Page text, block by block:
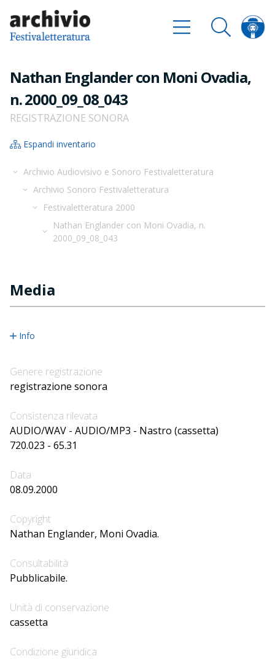
Nathan Englander con Moni Ovadia,
n. 2000_09_08_043
REGISTRAZIONE SONORA
Espandi inventario
Archivio Audiovisivo e Sonoro Festivaletteratura
Archivio Sonoro Festivaletteratura
Festivaletteratura 2000
Nathan Englander con Moni Ovadia, n.
2000_09_08_043
Media
Info
Genere registrazione
registrazione sonora
Consistenza rilevata
AUDIO/WAV - AUDIO/MP3 - Nastro (cassetta)
720.023 - 65.31
Data
08.09.2000
Copyright
Nathan Englander, Moni Ovadia.
Consultabilità
Pubblicabile.
Unità di conservazione
cassetta
Condizione giuridica